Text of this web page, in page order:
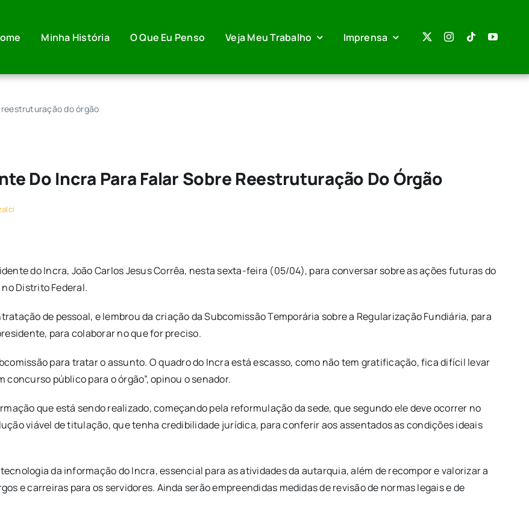
Minha História O Que Eu Penso Veja Meu Trabalho Imprensa
do órgão
Do Incra Para Falar Sobre Reestruturação Do Órgão
do Incra, João Carlos Jesus Corrêa, nesta sexta-feira (05/04), para conversar sobre as ações futuras do
Distrito Federal.
de pessoal, e lembrou da criação da Subcomissão Temporária sobre a Regularização Fundiária, para
para colaborar no que for preciso.
para tratar o assunto. O quadro do Incra está escasso, como não tem gratificação, fica difícil levar
público para o órgão”, opinou o senador.
que está sendo realizado, começando pela reformulação da sede, que segundo ele deve ocorrer no
viável de titulação, que tenha credibilidade jurídica, para conferir aos assentados as condições ideais
da informação do Incra, essencial para as atividades da autarquia, além de recompor e valorizar a
e carreiras para os servidores. Ainda serão empreendidas medidas de revisão de normas legais e de